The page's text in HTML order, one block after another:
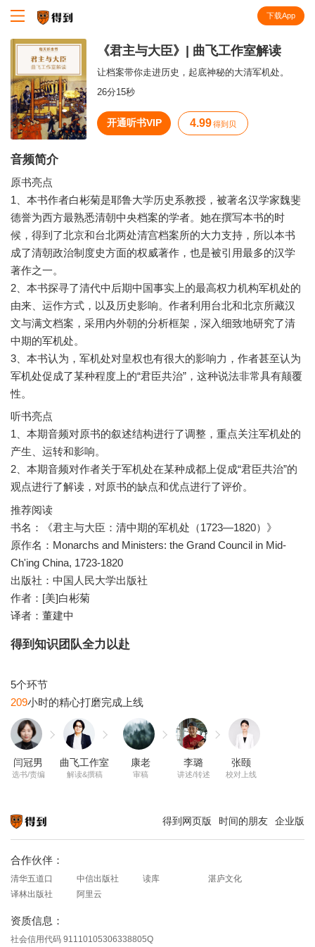
下载App
《君主与大臣》| 曲飞工作室解读
让档案带你走进历史，起底神秘的大清军机处。
26分15秒
开通听书VIP 4.99 得到贝
音频简介
原书亮点
1、本书作者白彬菊是耶鲁大学历史系教授，被著名汉学家魏斐
德誉为西方最熟悉清朝中央档案的学者。她在撰写本书的时
候，得到了北京和台北两处清宫档案所的大力支持，所以本书
成了清朝政治制度史方面的权威著作，也是被引用最多的汉学
著作之一。
2、本书探寻了清代中后期中国事实上的最高权力机构军机处的
由来、运作方式，以及历史影响。作者利用台北和北京所藏汉
文与满文档案，采用内外朝的分析框架，深入细致地研究了清
中期的军机处。
3、本书认为，军机处对皇权也有很大的影响力，作者甚至认为
军机处促成了某种程度上的“君臣共治”，这种说法非常具有颠覆
听书亮点
1、本期音频对原书的叙述结构进行了调整，重点关注军机处的
产生、运转和影响。
2、本期音频对作者关于军机处在某种成都上促成“君臣共治”的
推荐阅读
书名：《君主与大臣：清中期的军机处（1723—1820）》
原作名：Monarchs and Ministers: the Grand Council in Mid-
Ch'ing China, 1723-1820
出版社：中国人民大学出版社
作者：[美]白彬菊
译者：董建中
得到知识团队全力以赴
209
闫冠男
选书/责编
曲飞工作室
解读&撰稿
康老
审稿
李璐
讲述/转述
张颐
校对上线
得到网页版 时间的朋友 企业版
合作伙伴：
清华五道口 中信出版社 读库
湛庐文化
译林出版社
阿里云
资质信息：
社会信用代码 91110105306338805Q